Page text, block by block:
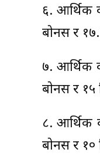
६. आर्थिक
बाेनस र
७. आर्थिक
बाेनस र १५
८. आर्थिक
बाेनस र १०